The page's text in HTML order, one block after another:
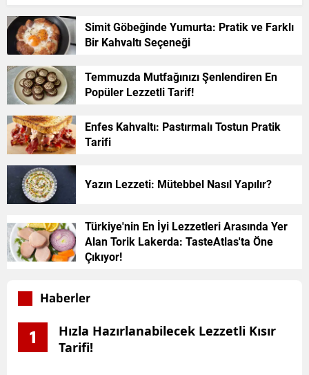
Simit Göbeğinde Yumurta: Pratik ve Farklı
Bir Kahvaltı Seçeneği
Temmuzda Mutfağınızı Şenlendiren En
Popüler Lezzetli Tarif!
Enfes Kahvaltı: Pastırmalı Tostun Pratik
Tarifi
Yazın Lezzeti: Mütebbel Nasıl Yapılır?
Türkiye'nin En İyi Lezzetleri Arasında Yer
Alan Torik Lakerda: TasteAtlas'ta Öne
Çıkıyor!
Haberler
1
Hızla Hazırlanabilecek Lezzetli Kısır
Tarifi!